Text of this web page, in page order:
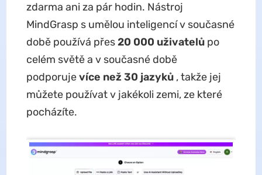
zdarma ani za pár hodin. Nástroj
MindGrasp s umělou inteligencí v současné
době používá přes20 000 uživatelůpo
celém světě a v současné době
podporujevíce než 30 jazyků, takže jej
můžete používat v jakékoli zemi, ze které
pocházíte.